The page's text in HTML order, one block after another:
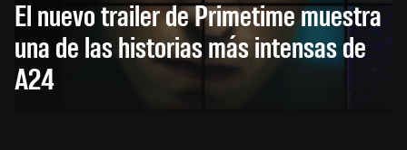
El nuevo trailer de Primetime muestra
una de las historias más intensas de
A24